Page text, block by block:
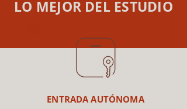
LO MEJOR DEL ESTUDIO
ENTRADA AUTÓNOMA